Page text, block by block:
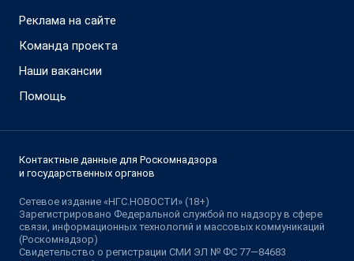
Реклама на сайте
Команда проекта
Наши вакансии
Помощь
Контактные данные для Роскомнадзора
и государственных органов
Сетевое издание «НГС.НОВОСТИ» (18+)
Зарегистрировано Федеральной службой по надзору в сфере
связи, информационных технологий и массовых коммуникаций
(Роскомнадзор)
Свидетельство о регистрации СМИ ЭЛ № ФС 77—84683